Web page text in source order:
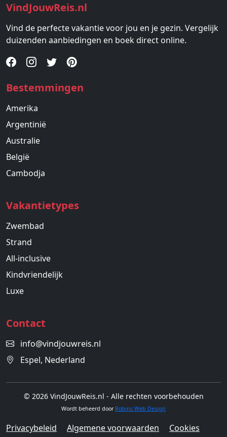
VindJouwReis.nl
Vind de perfecte vakantie voor jou en je gezin. Vergelijk
duizenden aanbiedingen en boek direct online.
Bestemmingen
Amerika
Argentinië
Australie
België
Cambodja
Vakantietypes
Zwembad
Strand
All-inclusive
Kindvriendelijk
Luxe
Contact
info@vindjouwreis.nl
Espel, Nederland
© 2026 VindJouwReis.nl - Alle rechten voorbehouden
Wordt beheerd door Robins Web Design
Privacybeleid Algemene voorwaarden Cookies